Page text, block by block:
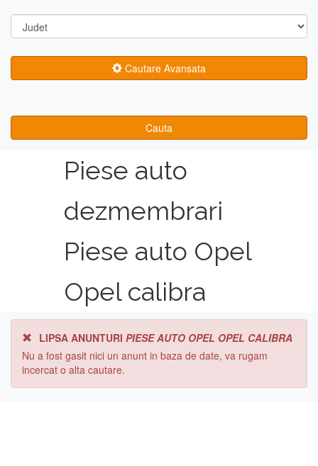
Cautare Avansata
Cauta
Piese auto
dezmembrari
Piese auto Opel
Opel calibra
LIPSA ANUNTURI PIESE AUTO OPEL OPEL CALIBRA
Nu a fost gasit nici un anunt in baza de date, va rugam
incercat o alta cautare.